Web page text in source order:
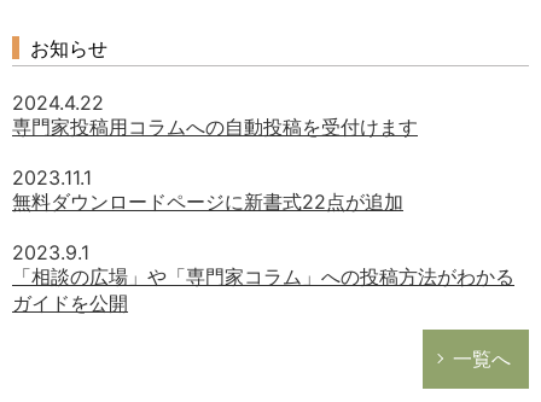
お知らせ
2024.4.22
専門家投稿用コラムへの自動投稿を受付けます
2023.11.1
無料ダウンロードページに新書式22点が追加
2023.9.1
「相談の広場」や「専門家コラム」への投稿方法がわかる
ガイドを公開
一覧へ